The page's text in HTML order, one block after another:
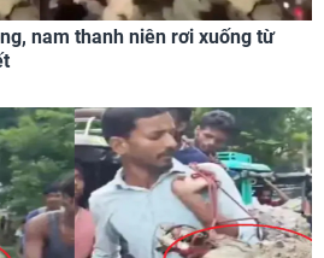
nam thanh niên rơi xuống từ